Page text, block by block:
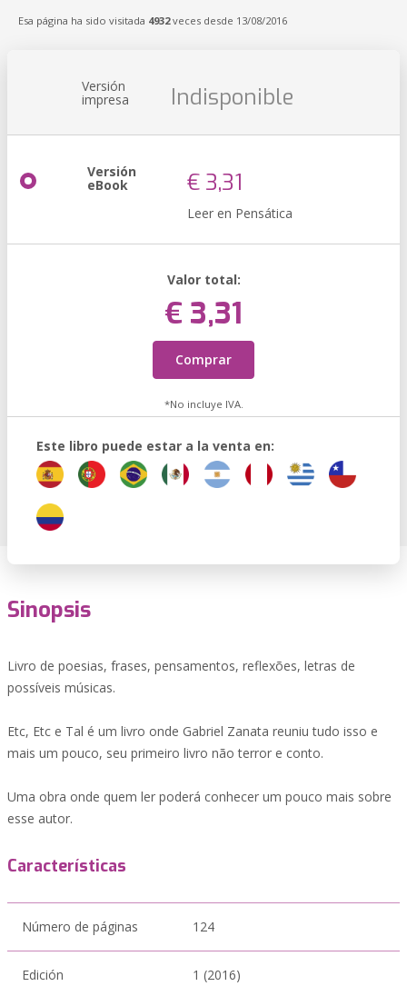
Esa página ha sido visitada 4932veces desde 13/08/2016
Versión
impresa Indisponible
Versión
eBook € 3,31
Leer en Pensática
Valor total:
€ 3,31
Comprar
*No incluye IVA.
Este libro puede estar a la venta en:
Sinopsis
Livro de poesias, frases, pensamentos, reflexões, letras de
possíveis músicas.
Etc, Etc e Tal é um livro onde Gabriel Zanata reuniu tudo isso e
mais um pouco, seu primeiro livro não terror e conto.
Uma obra onde quem ler poderá conhecer um pouco mais sobre
esse autor.
Características
Número de páginas 124
Edición 1 (2016)